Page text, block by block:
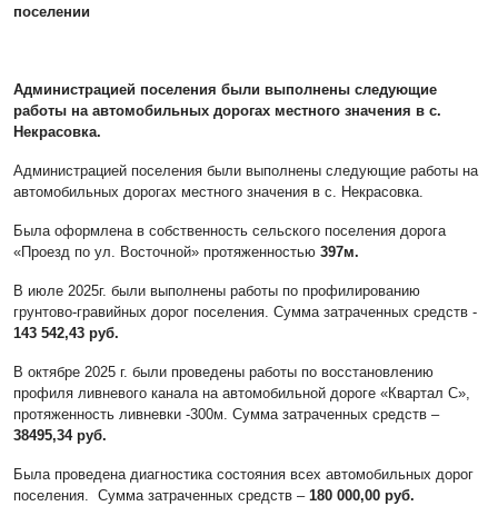
поселении
Администрацией поселения были выполнены следующие
работы на автомобильных дорогах местного значения в с.
Некрасовка.
Администрацией поселения были выполнены следующие работы на
автомобильных дорогах местного значения в с. Некрасовка.
Была оформлена в собственность сельского поселения дорога
«Проезд по ул. Восточной» протяженностью 397м.
В июле 2025г. были выполнены работы по профилированию
грунтово-гравийных дорог поселения. Сумма затраченных средств -
143 542,43 руб.
В октябре 2025 г. были проведены работы по восстановлению
профиля ливневого канала на автомобильной дороге «Квартал С»,
протяженность ливневки -300м. Сумма затраченных средств –
38495,34 руб.
Была проведена диагностика состояния всех автомобильных дорог
поселения. Сумма затраченных средств – 180 000,00 руб.